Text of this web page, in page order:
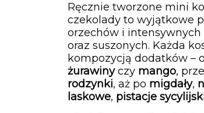
Ręcznie tworzone mini
czekolady to wyjątkowe
orzechów i
oraz suszonych. Każda
kompozycją dodatków –
żurawinyczy mango,
rodzynki, aż po migdały,
laskowe, pistacje